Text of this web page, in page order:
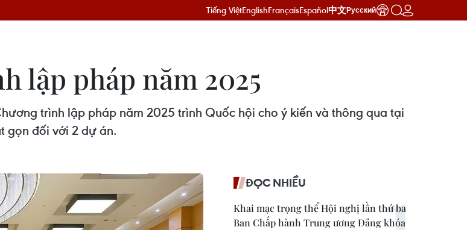
Tiếng ViệtEnglishFrançaisEspañol中文Русский
lập pháp năm 2025
trình lập pháp năm 2025 trình Quốc hội cho ý kiến và thông qua tại
gọn đối với 2 dự án.
ĐỌC NHIỀU
Khai mạc trọng thể Hội nghị lần thứ ba
Ban Chấp hành Trung ương Đảng khóa